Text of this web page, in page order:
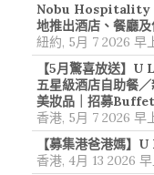
Nobu Hospitality
地推出酒店、餐廳及
紐約, 5月 7 2026 早
【5月驚喜放送】
五星級酒店自助餐
美妝品｜招募
香港, 5月 7 2026 早
【募集港爸港媽
香港, 4月 13 2026